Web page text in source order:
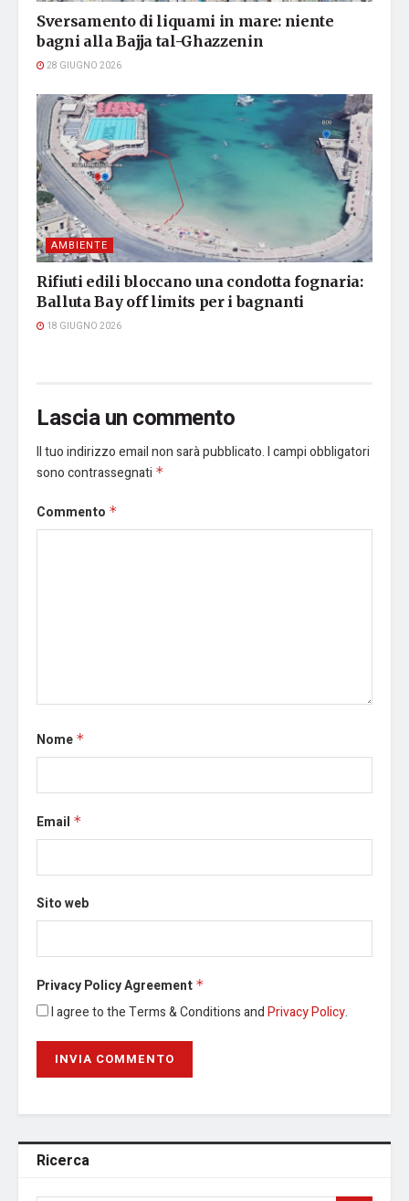
Sversamento di liquami in mare: niente
bagni alla Bajja tal-Ghazzenin
28 GIUGNO 2026
AMBIENTE
Rifiuti edili bloccano una condotta fognaria:
Balluta Bay off limits per i bagnanti
18 GIUGNO 2026
Lascia un commento
Il tuo indirizzo email non sarà pubblicato.I campi obbligatori
sono contrassegnati *
Commento *
Nome *
Email *
Sito web
Privacy Policy Agreement *
I agree to the Terms & Conditions andPrivacy Policy.
Ricerca